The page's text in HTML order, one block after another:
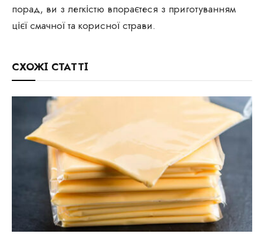
порад, ви з легкістю впораєтеся з приготуванням
цієї смачної та корисної страви.
СХОЖІ СТАТТІ